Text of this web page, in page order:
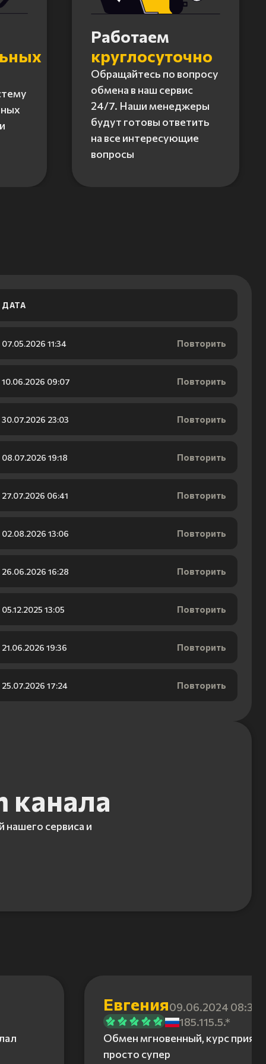
Работаем
круглосуточно
Обращайтесь по вопросу
обмена в наш сервис
24/7. Наши менеджеры
будут готовы ответить
на все интересующие
вопросы
ДАТА
07.05.2026 11:34 Повторить
10.06.2026 09:07 Повторить
30.07.2026 23:03 Повторить
08.07.2026 19:18 Повторить
27.07.2026 06:41 Повторить
02.08.2026 13:06 Повторить
26.06.2026 16:28 Повторить
05.12.2025 13:05 Повторить
21.06.2026 19:36 Повторить
25.07.2026 17:24 Повторить
канала
сервиса и
Евгения09.06.2024 08:31
185.115.5.*
Обмен мгновенный, курс
просто супер